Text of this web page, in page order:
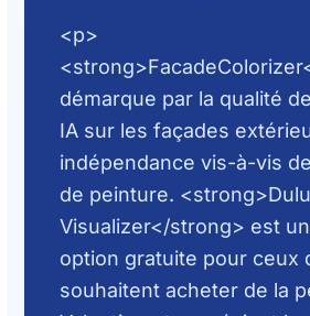
<p>
démarque par la qualité
IA sur les façades
indépendance vis-à-vis
de peinture.
Visualizer</strong> est
option gratuite pour ceux
souhaitent acheter de la